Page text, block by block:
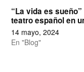
“La vida es
teatro español en
14 mayo, 2024
En "Blog"